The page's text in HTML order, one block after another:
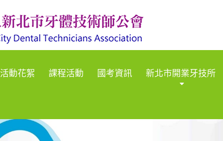
活動花絮 課程活動 國考資訊 新北市開業牙技所